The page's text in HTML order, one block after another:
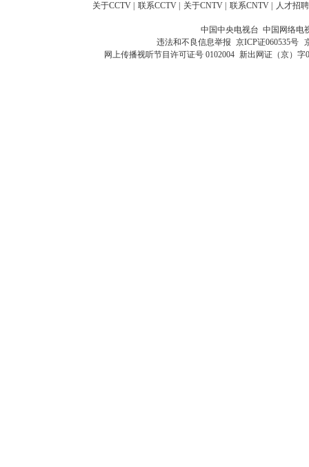
关于CCTV 联系CCTV 关于CNTV 联系CNTV 人才招聘
中国中央电视台 中国网络电
违法和不良信息举报 京ICP证060535号
网上传播视听节目许可证号 0102004 新出网证（京）